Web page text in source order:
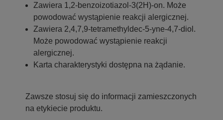
Zawiera 1,2-benzoizotiazol-3(2H)-on. Może
powodować wystąpienie reakcji alergicznej.
Zawiera 2,4,7,9-tetramethyldec-5-yne-4,7-diol.
Może powodować wystąpienie reakcji
alergicznej.
Karta charakterystyki dostępna na żądanie.
Zawsze stosuj się do informacji zamieszczonych
na etykiecie produktu.